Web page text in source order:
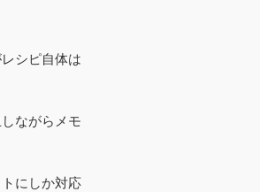
シピ自体は
ながらメモ
にしか対応